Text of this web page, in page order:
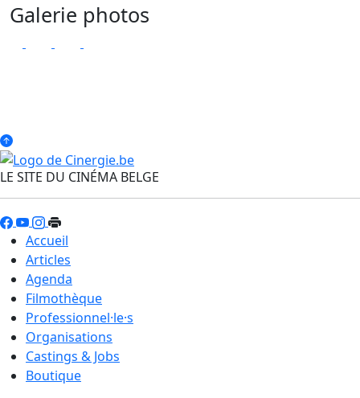
Galerie photos
LE SITE DU CINÉMA BELGE
Accueil
Articles
Agenda
Filmothèque
Professionnel·le·s
Organisations
Castings & Jobs
Boutique